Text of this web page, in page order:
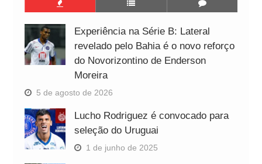
Experiência na Série B: Lateral
revelado pelo Bahia é o novo reforço
do Novorizontino de Enderson
Moreira
5 de agosto de 2026
Lucho Rodriguez é convocado para
seleção do Uruguai
1 de junho de 2025